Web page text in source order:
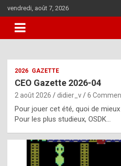
to
content
vendredi, août 7, 2026
i
u
l
2026 GAZETTE
CEO Gazette 2026-04
2 août 2026 didier_v 6
Pour jouer cet été, quoi de
Pour les plus studieux, OSDK…